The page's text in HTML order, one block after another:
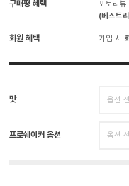
구매평 혜택 포토리뷰
(베스트
회원 혜택 가입 시
맛
프로쉐이커 옵션